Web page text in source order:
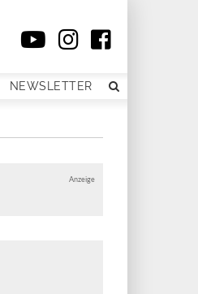
NEWSLETTER
Anzeige